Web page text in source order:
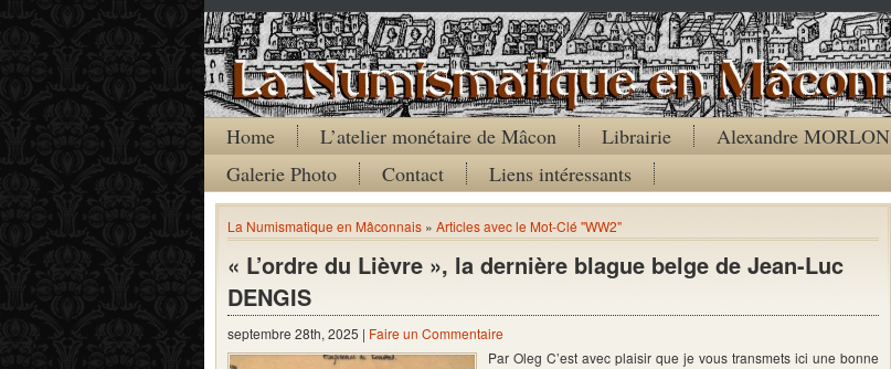
Home L’atelier monétaire de Mâcon Librairie
Alexandre MORLON
Galerie Photo
Contact Liens intéressants
La Numismatique en Mâconnais » Articles avec le Mot-Clé "WW2"
« L’ordre du Lièvre », la dernière blague belge de Jean-Luc
DENGIS
septembre 28th, 2025 | Faire un Commentaire
Par Oleg C’est avec plaisir que je vous transmets ici une bonne